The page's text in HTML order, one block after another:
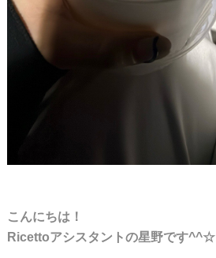
こんにちは！
Ricettoアシスタントの星野です^^☆